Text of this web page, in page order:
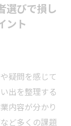
選びで損し
ント
疑問を感じて
出を整理する
内容が分かり
ど多くの課題